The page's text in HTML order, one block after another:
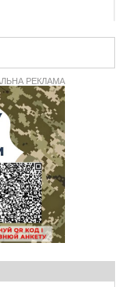
на роботу
земельних
з області
Prize Ukraine 2026
у Черкасах
людей поважного
мати хворого на
просить
ліки
РЕКЛАМА